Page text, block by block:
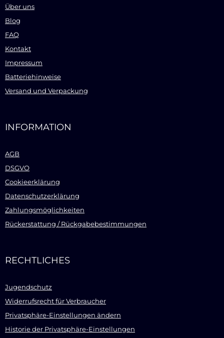
Über uns
Blog
FAQ
Kontakt
Impressum
Batteriehinweise
Versand und Verpackung
INFORMATION
AGB
DSGVO
Cookieerklärung
Datenschutzerklärung
Zahlungsmöglichkeiten
Rückerstattung / Rückgabebestimmungen
RECHTLICHES
Jugendschutz
Widerrufsrecht für Verbraucher
Privatsphäre-Einstellungen ändern
Historie der Privatsphäre-Einstellungen